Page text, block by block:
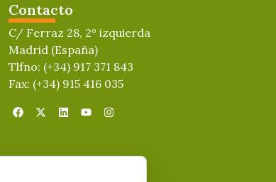
Contacto
C/ Ferraz 28, 2º izquierda
Madrid (España)
Tlfno: (+34) 917 371 843
Fax: (+34) 915 416 035